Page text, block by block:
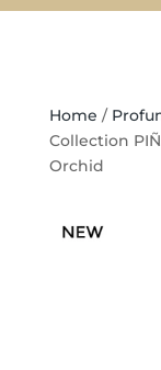
Home /
Collection
Orchid